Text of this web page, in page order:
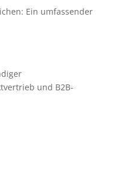
Ein umfassender
und B2B-